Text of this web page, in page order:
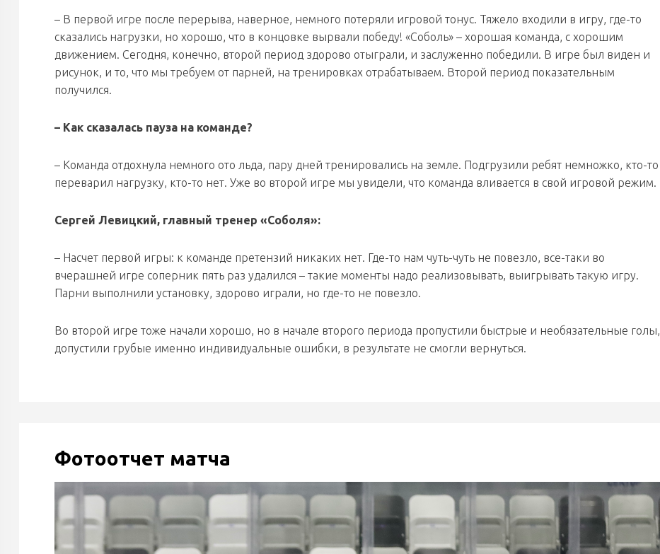
– В первой игре после перерыва, наверное, немного потеряли игровой тонус. Тяжело входили в игру, где-то
сказались нагрузки, но хорошо, что в концовке вырвали победу! «Соболь» – хорошая команда, с хорошим
движением. Сегодня, конечно, второй период здорово отыграли, и заслуженно победили. В игре был виден и
рисунок, и то, что мы требуем от парней, на тренировках отрабатываем. Второй период показательным
получился.
– Как сказалась пауза на команде?
– Команда отдохнула немного ото льда, пару дней тренировались на земле. Подгрузили ребят немножко, кто-то
переварил нагрузку, кто-то нет. Уже во второй игре мы увидели, что команда вливается в свой игровой режим.
Сергей Левицкий, главный тренер «Соболя»:
– Насчет первой игры: к команде претензий никаких нет. Где-то нам чуть-чуть не повезло, все-таки во
вчерашней игре соперник пять раз удалился – такие моменты надо реализовывать, выигрывать такую игру.
Парни выполнили установку, здорово играли, но где-то не повезло.
Во второй игре тоже начали хорошо, но в начале второго периода пропустили быстрые и необязательные голы,
допустили грубые именно индивидуальные ошибки, в результате не смогли вернуться.
Фотоотчет матча